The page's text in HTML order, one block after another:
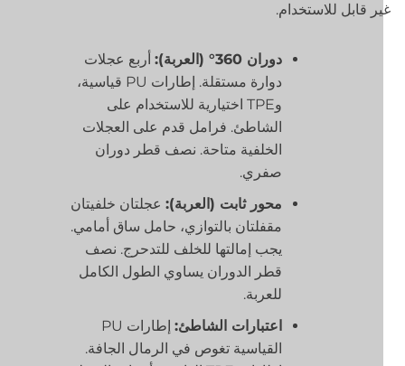
قابل للاستخدام.
دوران 360° (العربة):
أربع عجلات
دوارة مستقلة. إطارات PU قياسية،
وTPE اختيارية للاستخدام على
الشاطئ. فرامل قدم على العجلات
الخلفية متاحة. نصف قطر دوران
صفري.
محور ثابت (العربة): عجلتان خلفيتان
مقفلتان بالتوازي، حامل ساق أمامي.
يجب إمالتها للخلف للتدحرج. نصف
قطر الدوران يساوي الطول الكامل
للعربة.
اعتبارات الشاطئ:
إطارات PU
القياسية تغوص في الرمال الجافة.